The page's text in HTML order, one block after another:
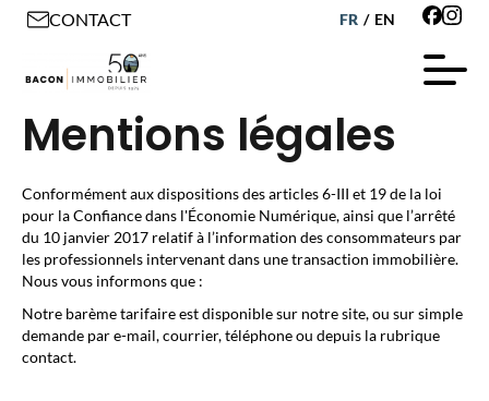
CONTACT FR / EN
Mentions légales
Conformément aux dispositions des articles 6-III et 19 de la loi
pour la Confiance dans l'Économie Numérique, ainsi que l’arrêté
du 10 janvier 2017 relatif à l’information des consommateurs par
les professionnels intervenant dans une transaction immobilière.
Nous vous informons que :
Notre barème tarifaire est disponible sur notre site, ou sur simple
demande par e-mail, courrier, téléphone ou depuis la rubrique
contact.